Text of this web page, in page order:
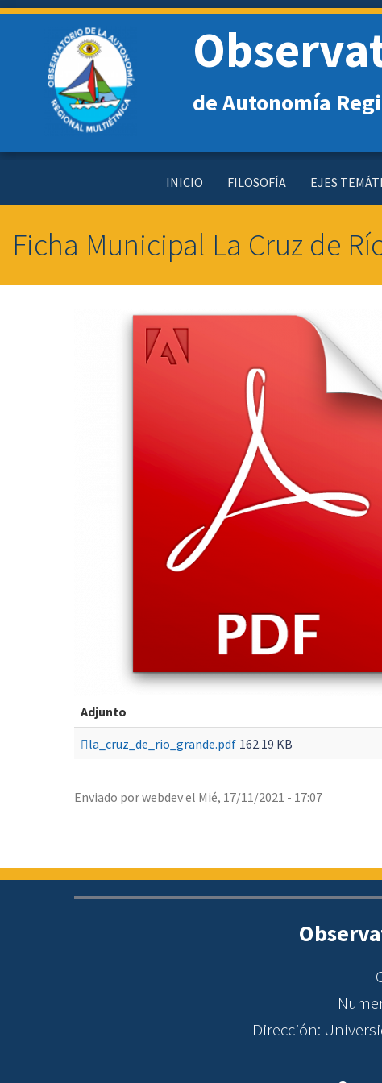
Pasar
contenido
principal
de Autonomía
menu
INICIO FILOSOFÍA EJES
Ficha Municipal La Cruz de
Adjunto
la_cruz_de_rio_grande.pdf 162.19 KB
Enviado porwebdevel Mié, 17/11/2021 - 17:07
Dirección: